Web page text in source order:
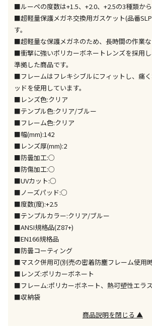
す
※ほか商品との同時購入はできま
が、ご購入手続きを分けてお買い
※支払い方法の代金引換は選択で
※電話注文はできません。
宅配のみでお届けする商品です（店
ません）
※「宅配・店舗受取」「宅配のみ」
同時購入が可能です
午前9時までのご注文確定した商品
出荷いたします。
ただし、メーカーの営業日に基づき
ため、通常よりお時間をいただく場
また、日曜・祝日や年末年始などの
は、休業明けからの出荷対応となり
設置工事代金も含まれた商品です
お見積商品です。金額・施工日はお
決定となります。
■ルーペの度数は+1.5、+2.0、+2.5の3種類から
■超軽量保護メガネ交換用ガスケット(品番
す。
■超軽量な保護メガネのため、長時間の作業な
■衝撃に強いポリカーボネートレンズを採用
準拠した商品です。
■フレームはフレキシブルにフィットし、痛
ッドを使用しています。
■レンズ色:クリア
■テンプル色:クリア/ブルー
■フレーム色:クリア
■幅(mm):142
■レンズ厚(mm):2
■防曇加工:○
■防傷加工:○
■UVカット:○
■ノーズパッド:○
■度数(度):+2.5
■テンプルカラー:クリア/ブルー
■ANSI規格品(Z87+)
■EN166規格品
■防曇コーティング
■マスク併用可(別売の密着防塵フレーム使用
■レンズ:ポリカーボネート
■フレーム:ポリカーボネート、熱可塑性エラ
■収納袋
商品説明を閉じる ▲